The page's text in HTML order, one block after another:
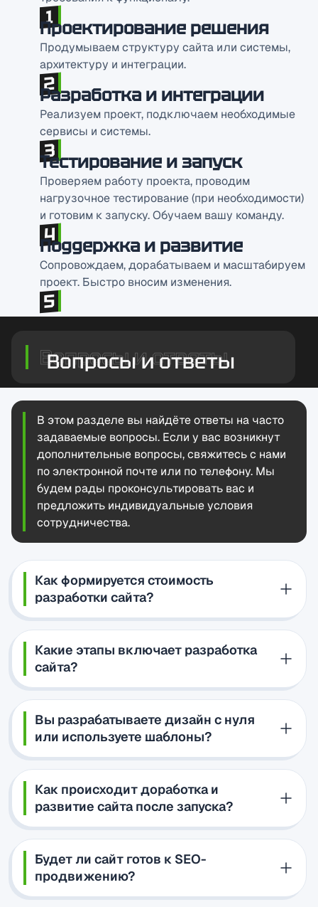
Проектирование решения
Продумываем структуру сайта или системы,
архитектуру и интеграции.
Разработка и интеграции
Реализуем проект, подключаем необходимые
сервисы и системы.
Тестирование и запуск
Проверяем работу проекта, проводим
нагрузочное тестирование (при необходимости)
и готовим к запуску. Обучаем вашу команду.
Поддержка и развитие
Сопровождаем, дорабатываем и масштабируем
проект. Быстро вносим изменения.
Вопросы и ответы
В этом разделе вы найдёте ответы на часто
задаваемые вопросы. Если у вас возникнут
дополнительные вопросы, свяжитесь с нами
по электронной почте или по телефону. Мы
будем рады проконсультировать вас и
предложить индивидуальные условия
сотрудничества.
Как формируется стоимость
разработки сайта?
Какие этапы включает разработка
сайта?
Вы разрабатываете дизайн с нуля
или используете шаблоны?
Как происходит доработка и
развитие сайта после запуска?
Будет ли сайт готов к SEO-
продвижению?